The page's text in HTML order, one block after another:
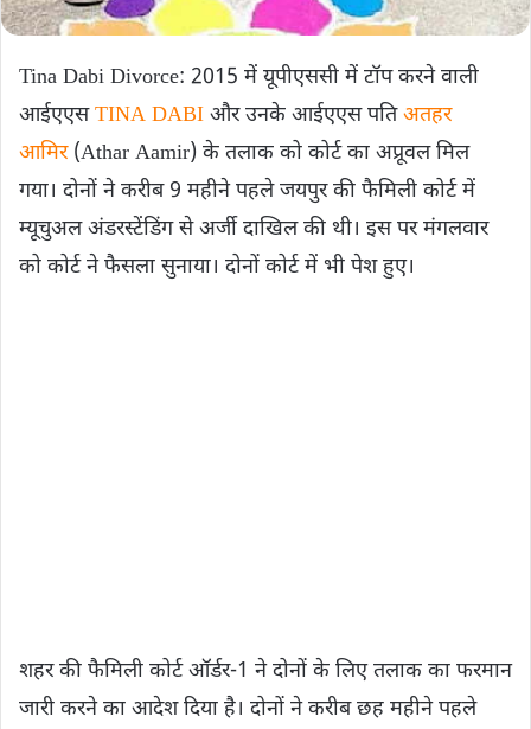
Tina Dabi Divorce: 2015 में यूपीएससी में टॉप करने वाली
आईएएसTINA DABI और उनके आईएएस पतिअतहर
आमिर(Athar Aamir) के तलाक को कोर्ट का अप्रूवल मिल
गया। दोनों ने करीब 9 महीने पहले जयपुर की फैमिली कोर्ट में
म्यूचुअल अंडरस्टेंडिंग से अर्जी दाखिल की थी। इस पर मंगलवार
को कोर्ट ने फैसला सुनाया। दोनों कोर्ट में भी पेश हुए।
शहर की फैमिली कोर्ट ऑर्डर-1 ने दोनों के लिए तलाक का फरमान
जारी करने का आदेश दिया है। दोनों ने करीब छह महीने पहले